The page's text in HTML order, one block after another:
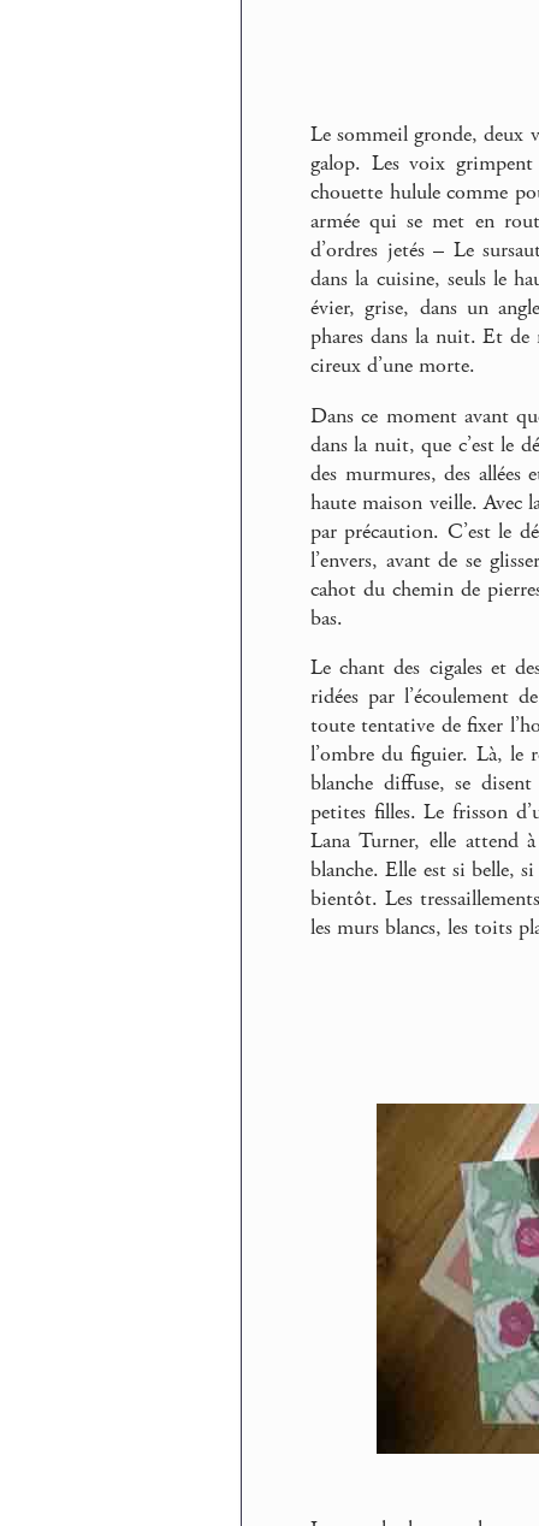
Le sommeil gronde, deux
galop. Les voix
chouette hulule comme
armée qui se met en
d’ordres jetés – Le
dans la cuisine, seuls le
évier, grise, dans un
phares dans la nuit. Et de
cireux d’une morte.
Dans ce moment avant
dans la nuit, que c’est le
des murmures, des allées
haute maison veille. Avec
par précaution. C’est le
l’envers, avant de se
cahot du chemin de
bas.
Le chant des cigales et
ridées par l’écoulement
toute tentative de fixer
l’ombre du figuier. Là, le
blanche diffuse, se
petites filles. Le frisson
Lana Turner, elle attend
blanche. Elle est si belle,
bientôt. Les
les murs blancs, les toits